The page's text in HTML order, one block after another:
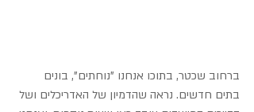
ברחוב שכטר, בתוכו אנחנו "נוחתים", בונים
בתים חדשים. נראה שהדמיון של האדריכלים ושל